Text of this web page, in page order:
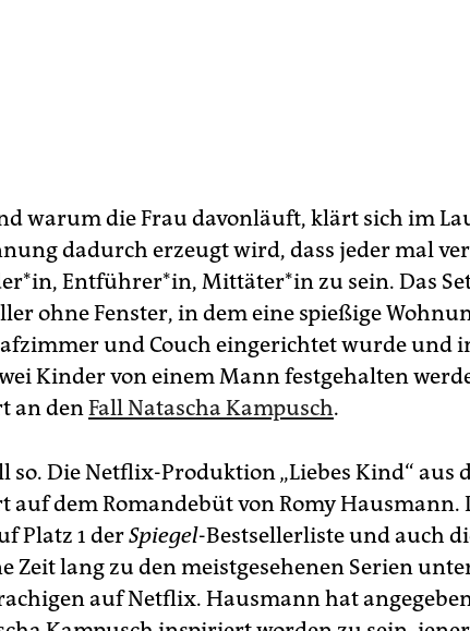
warum die Frau davonläuft, klärt sich im
dadurch erzeugt wird, dass jeder mal
Entführer*in, Mit­tä­te­r*in zu sein. Das
ohne Fenster, in dem eine spießige
und Couch eingerichtet wurde und
Kinder von einem Mann festgehalten
an denFall Natascha Kampusch.
so. Die Netflix-Produktion „Liebes Kind“ aus
auf dem Romandebüt von Romy Hausmann.
Platz 1 derSpiegel-Bestsellerliste und auch
Zeit lang zu den meistgesehenen Serien
auf Netflix. Hausmann hat